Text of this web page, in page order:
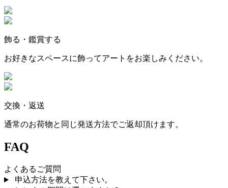
飾る・鑑賞する
お好きなスペースに飾ってアートをお楽しみください。
交換・返送
通常のお荷物と同じ発送方法でご返却頂けます。
FAQ
よくあるご質問
申込方法を教えて下さい。